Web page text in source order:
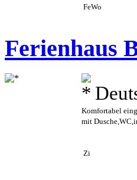
FeWo
Ferienhaus
Komfortabel
mit
Zi